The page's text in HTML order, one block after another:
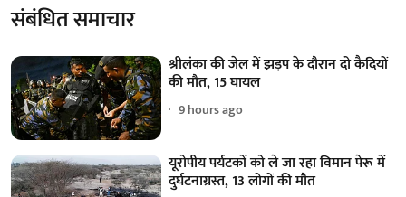
संबंधित समाचार
श्रीलंका की जेल में झड़प के दौरान दो कैदियों
की मौत, 15 घायल
9 hours ago
यूरोपीय पर्यटकों को ले जा रहा विमान पेरू में
दुर्घटनाग्रस्त, 13 लोगों की मौत